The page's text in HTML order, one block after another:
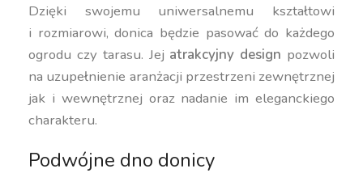
Dzięki swojemu uniwersalnemu kształtowi
i rozmiarowi, donica będzie pasować do każdego
ogrodu czy tarasu. Jej atrakcyjny design pozwoli
na uzupełnienie aranżacji przestrzeni zewnętrznej
jak i wewnętrznej oraz nadanie im eleganckiego
charakteru.
Podwójne dno donicy